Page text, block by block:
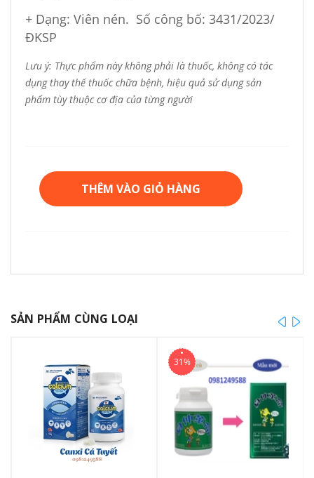
+ Dạng: Viên nén. Số công bố: 3431/2023/
ĐKSP
Lưu ý: Thực phẩm này không phải là thuốc, không có tác
dụng thay thế thuốc chữa bệnh, hiệu quả sử dụng sản
phẩm tùy thuộc cơ địa của từng người
THÊM VÀO GIỎ HÀNG
SẢN PHẨM CÙNG LOẠI
31%
prev